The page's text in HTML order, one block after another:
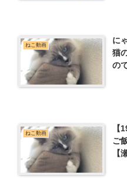
ねこ動画
に
猫
の
ねこ動画
【
ご
【